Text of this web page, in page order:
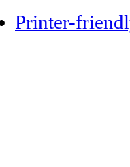
Printer-